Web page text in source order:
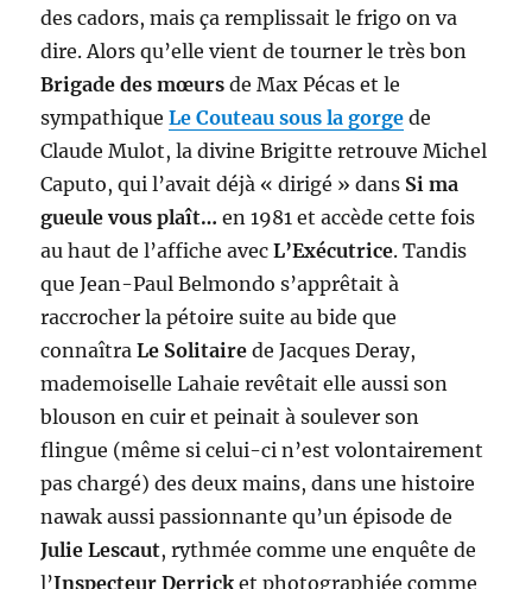
des cadors, mais ça remplissait le frigo on va
dire. Alors qu’elle vient de tourner le très bon
Brigade des mœursde Max Pécas et le
sympathiqueLe Couteau sous la gorge de
Claude Mulot, la divine Brigitte retrouve Michel
Caputo, qui l’avait déjà « dirigé » dans Si ma
gueule vous plaît…en 1981 et accède cette fois
au haut de l’affiche avecL’Exécutrice. Tandis
que Jean-Paul Belmondo s’apprêtait à
raccrocher la pétoire suite au bide que
connaîtraLe Solitairede Jacques Deray,
mademoiselle Lahaie revêtait elle aussi son
blouson en cuir et peinait à soulever son
flingue (même si celui-ci n’est volontairement
pas chargé) des deux mains, dans une histoire
nawak aussi passionnante qu’un épisode de
Julie Lescaut, rythmée comme une enquête de
l’Inspecteur Derrick et photographiée comme